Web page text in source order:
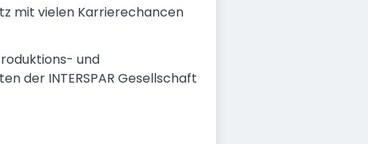
mit vielen Karrierechancen
und
der INTERSPAR Gesellschaft